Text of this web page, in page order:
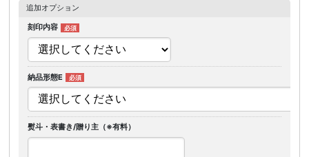
追加オプション
刻印内容
納品形態E
熨斗・表書き/贈り主（※有料）